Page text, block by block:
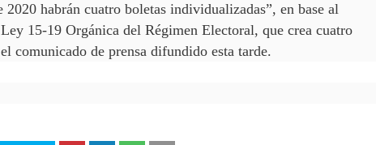
2020 habrán cuatro boletas individualizadas”, en base al
15-19 Orgánica del Régimen Electoral, que crea cuatro
comunicado de prensa difundido esta tarde.